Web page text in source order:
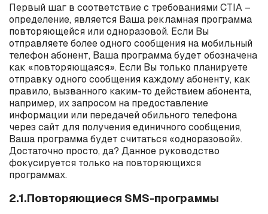
Первый шаг в соответствие с требованиямиCTIA –
определение, является Ваша рекламная программа
повторяющейся или одноразовой. Если Вы
отправляете более одного сообщения на мобильный
телефон абонент, Ваша программа будет обозначена
как «повторяющаяся». Если Вы только планируете
отправку одного сообщения каждому абоненту, как
правило, вызванного каким-то действием абонента,
например, их запросом на предоставление
информации или передачей обильного телефона
через сайт для получения единичного сообщения,
Ваша программа будет считаться «одноразовой».
Достаточно просто, да? Данное руководство
фокусируется только на повторяющихся
программах.
2.1.Повторяющиеся SMS-программы